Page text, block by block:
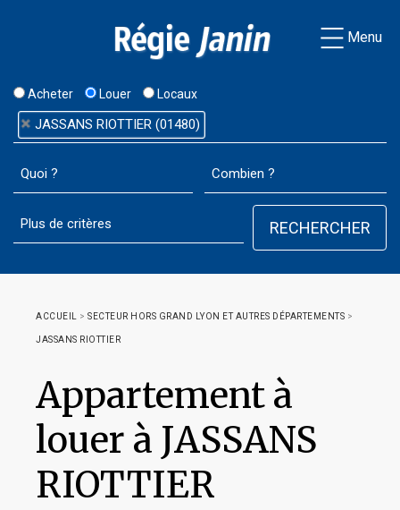
Menu
Acheter Louer Locaux
JASSANS RIOTTIER (01480)
ACCUEIL > SECTEUR HORS GRAND LYON ET AUTRES DÉPARTEMENTS >
JASSANS RIOTTIER
Appartement à
louer à JASSANS
RIOTTIER